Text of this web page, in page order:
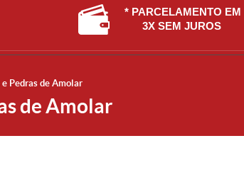
* PARCELAMENTO EM
3X SEM JUROS
e Pedras de Amolar
de Amolar